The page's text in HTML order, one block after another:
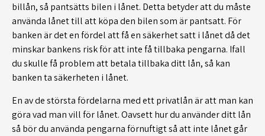
billån, så pantsätts bilen i lånet. Detta betyder att du måste
använda lånet till att köpa den bilen som är pantsatt. För
banken är det en fördel att få en säkerhet satt i lånet då det
minskar bankens risk för att inte få tillbaka pengarna. Ifall
du skulle få problem att betala tillbaka ditt lån, så kan
banken ta säkerheten i lånet.
En av de största fördelarna med ett privatlån är att man kan
göra vad man vill för lånet. Oavsett hur du använder ditt lån
så bör du använda pengarna förnuftigt så att inte lånet går